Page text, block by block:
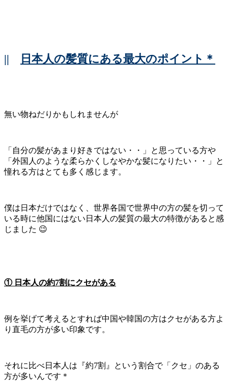
|| 日本人の髪質にある最大のポイント＊
無い物ねだりかもしれませんが
「自分の髪があまり好きではない・・」と思っている方や
「外国人のような柔らかくしなやかな髪になりたい・・」と
憧れる方はとても多く感じます。
僕は日本だけではなく、世界各国で世界中の方の髪を切って
いる時に他国にはない日本人の髪質の最大の特徴があると感
じました 😉
① 日本人の約7割にクセがある
例を挙げて考えるとすれば中国や韓国の方はクセがある方よ
り直毛の方が多い印象です。
それに比べ日本人は『約7割』という割合で「クセ」のある
方が多いんです＊